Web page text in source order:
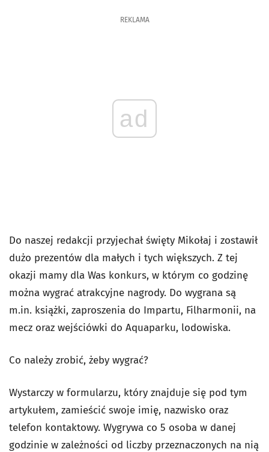
REKLAMA
ad
Do naszej redakcji przyjechał święty Mikołaj i zostawił
dużo prezentów dla małych i tych większych. Z tej
okazji mamy dla Was konkurs, w którym co godzinę
można wygrać atrakcyjne nagrody. Do wygrana są
m.in. książki, zaproszenia do Impartu, Filharmonii, na
mecz oraz wejściówki do Aquaparku, lodowiska.
Co należy zrobić, żeby wygrać?
Wystarczy w formularzu, który znajduje się pod tym
artykułem, zamieścić swoje imię, nazwisko oraz
telefon kontaktowy. Wygrywa co 5 osoba w danej
godzinie w zależności od liczby przeznaczonych na nią